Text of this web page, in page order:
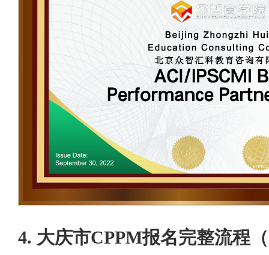
4. 大庆市CPPM报名完整流程